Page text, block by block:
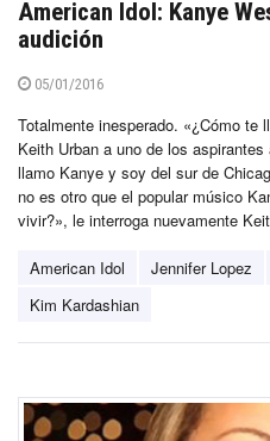
American Idol: Kanye
audición
05/01/2016
Totalmente inesperado. «¿Cómo te
Keith Urban a uno de los
llamo Kanye y soy del sur de
no es otro que el popular músico
vivir?», le interroga nuevamente
American Idol Jennifer Lopez
Kim Kardashian